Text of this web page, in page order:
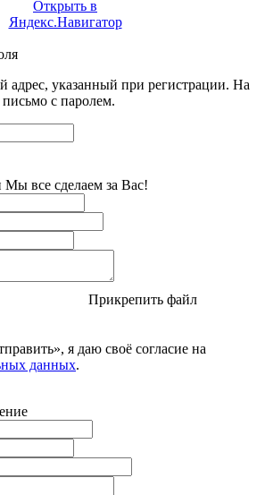
Открыть в
Яндекс.Навигатор
адрес, указанный при регистрации. На
с паролем.
Мы все сделаем за Вас!
Прикрепить файл
я даю своё согласие на
данных.